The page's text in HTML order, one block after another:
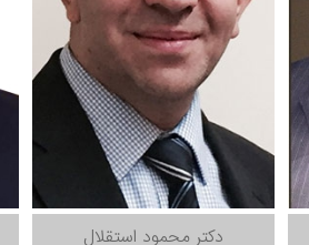
دکتر محمود استقلال